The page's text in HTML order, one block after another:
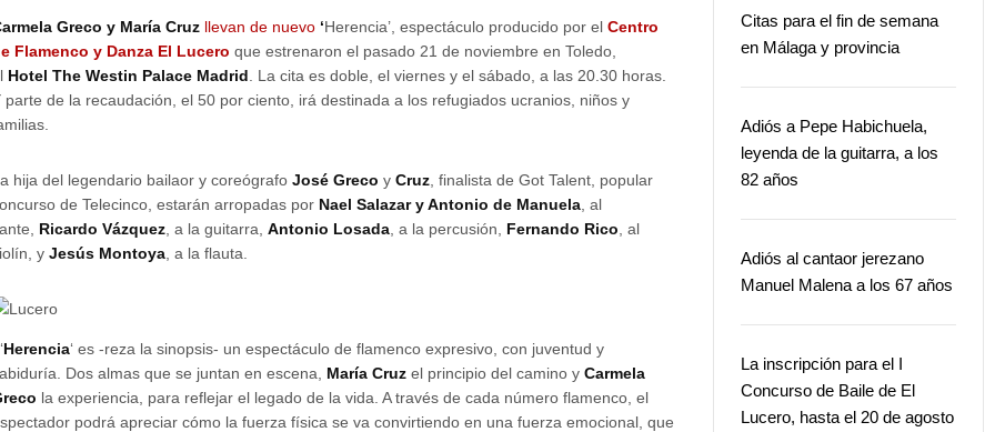
Greco y María Cruz llevan de nuevo ‘Herencia’, espectáculo producido por elCentro
Flamenco y Danza El Lucero que estrenaron el pasado 21 de noviembre en Toledo,
Hotel The Westin Palace Madrid . La cita es doble, el viernes y el sábado, a las 20.30 horas.
parte de la recaudación, el 50 por ciento, irá destinada a los refugiados ucranios, niños y
hija del legendario bailaor y coreógrafoJosé GrecoyCruz , finalista de Got Talent, popular
de Telecinco, estarán arropadas por Nael Salazar y Antonio de Manuela , al
Ricardo Vázquez , a la guitarra,Antonio Losada , a la percusión, Fernando Rico , al
yJesús Montoya , a la flauta.
Herencia‘ es -reza la sinopsis- un espectáculo de flamenco expresivo, con juventud y
Dos almas que se juntan en escena, María Cruz el principio del camino yCarmela
la experiencia, para reflejar el legado de la vida. A través de cada número flamenco, el
podrá apreciar cómo la fuerza física se va convirtiendo en una fuerza emocional, que
Citas para el fin de semana
en Málaga y provincia
Adiós a Pepe Habichuela,
leyenda de la guitarra, a los
82 años
Adiós al cantaor jerezano
Manuel Malena a los 67 años
La inscripción para el I
Concurso de Baile de El
Lucero, hasta el 20 de agosto